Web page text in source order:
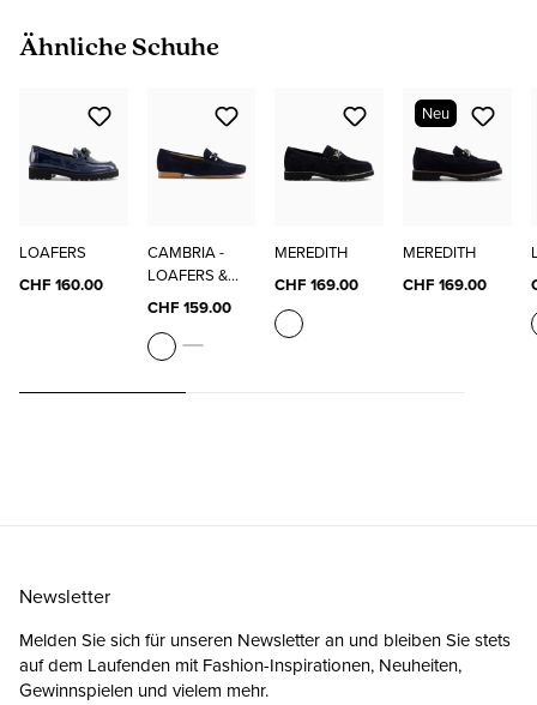
Produktgalerie überspringen
Ähnliche Schuhe
LOAFERS
CHF 160.00
CAMBRIA -
LOAFERS &
MOKASSINS
CHF 159.00
MEREDITH
CHF 169.00
Neu
MEREDITH
CHF 169.00
Newsletter
Melden Sie sich für unseren Newsletter an und bleiben Sie stets
auf dem Laufenden mit Fashion-Inspirationen, Neuheiten,
Gewinnspielen und vielem mehr.